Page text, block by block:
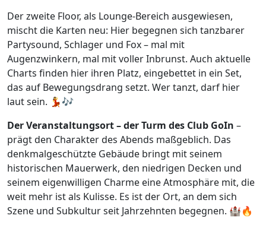
Der zweite Floor, als Lounge-Bereich ausgewiesen,
mischt die Karten neu: Hier begegnen sich tanzbarer
Partysound, Schlager und Fox – mal mit
Augenzwinkern, mal mit voller Inbrunst. Auch aktuelle
Charts finden hier ihren Platz, eingebettet in ein Set,
das auf Bewegungsdrang setzt. Wer tanzt, darf hier
laut sein. 💃🎶
Der Veranstaltungsort – der Turm des Club GoIn –
prägt den Charakter des Abends maßgeblich. Das
denkmalgeschützte Gebäude bringt mit seinem
historischen Mauerwerk, den niedrigen Decken und
seinem eigenwilligen Charme eine Atmosphäre mit, die
weit mehr ist als Kulisse. Es ist der Ort, an dem sich
Szene und Subkultur seit Jahrzehnten begegnen. 🏰🔥